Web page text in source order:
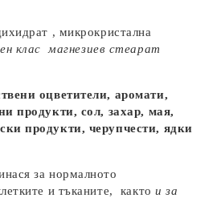
, микрокристална
клас магнезиев стеарат
оцветители, аромати,
продукти, сол, захар, мая,
продукти, черупчести, ядки
за нормалното
и тъканите, кактои за